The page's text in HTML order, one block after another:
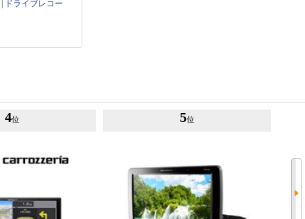
ドライブレコー
4位 5位